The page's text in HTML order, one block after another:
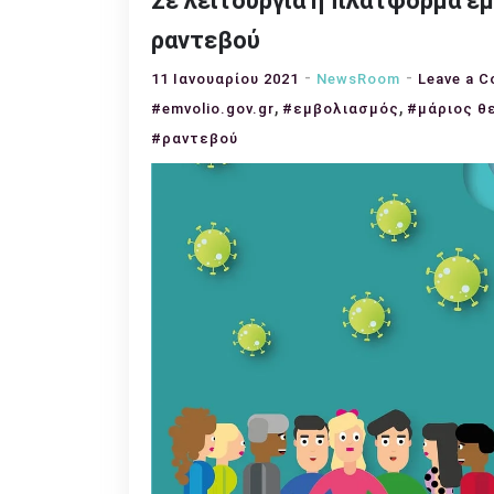
ραντεβού
11 Ιανουαρίου 2021 NewsRoom Leave a
#emvolio.gov.gr, #εμβολιασμός , #μάριος
#ραντεβού